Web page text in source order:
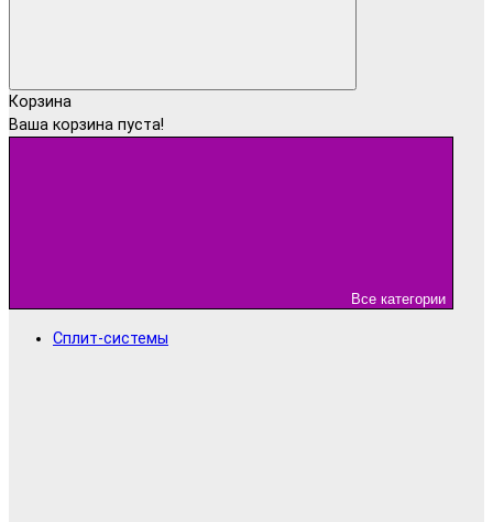
Корзина
Ваша корзина пуста!
Все категории
Сплит-системы